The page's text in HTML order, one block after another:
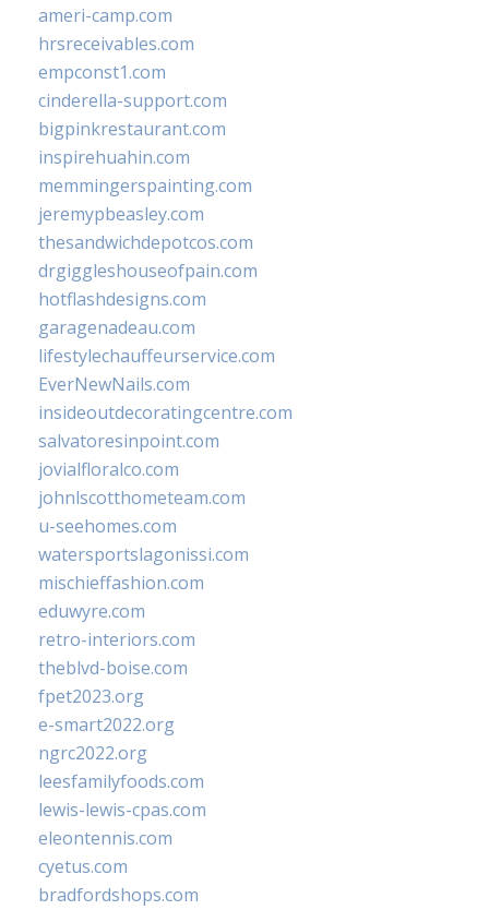
ameri-camp.com
hrsreceivables.com
empconst1.com
cinderella-support.com
bigpinkrestaurant.com
inspirehuahin.com
memmingerspainting.com
jeremypbeasley.com
thesandwichdepotcos.com
drgiggleshouseofpain.com
hotflashdesigns.com
garagenadeau.com
lifestylechauffeurservice.com
EverNewNails.com
insideoutdecoratingcentre.com
salvatoresinpoint.com
jovialfloralco.com
johnlscotthometeam.com
u-seehomes.com
watersportslagonissi.com
mischieffashion.com
eduwyre.com
retro-interiors.com
theblvd-boise.com
fpet2023.org
e-smart2022.org
ngrc2022.org
leesfamilyfoods.com
lewis-lewis-cpas.com
eleontennis.com
cyetus.com
bradfordshops.com